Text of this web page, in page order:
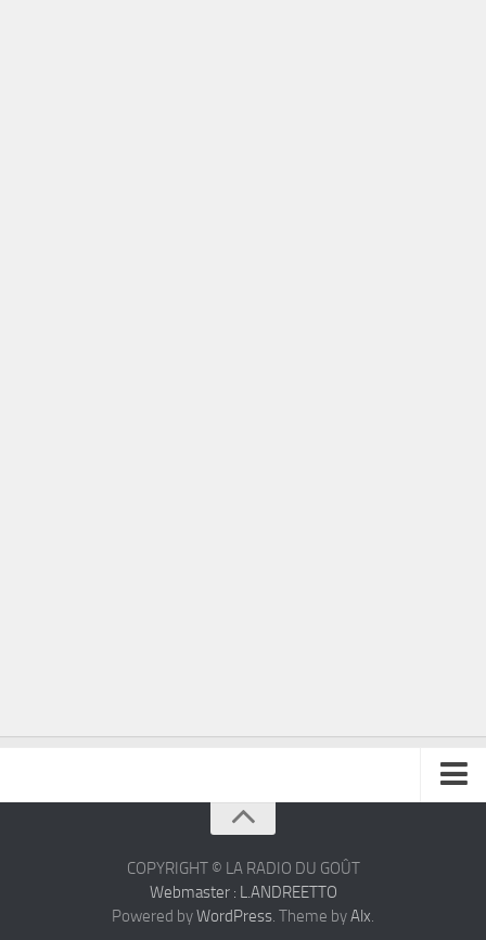
COPYRIGHT © LA RADIO DU GOÛT
Webmaster : L.ANDREETTO
Powered byWordPress. Theme byAlx.